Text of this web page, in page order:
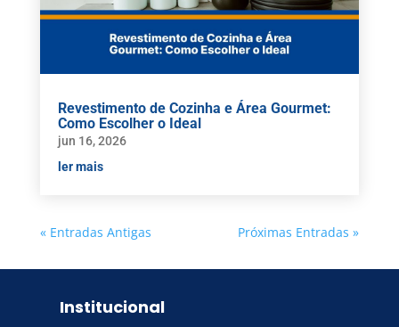
Revestimento de Cozinha e Área Gourmet:
Como Escolher o Ideal
jun 16, 2026
ler mais
« Entradas Antigas Próximas Entradas »
Institucional